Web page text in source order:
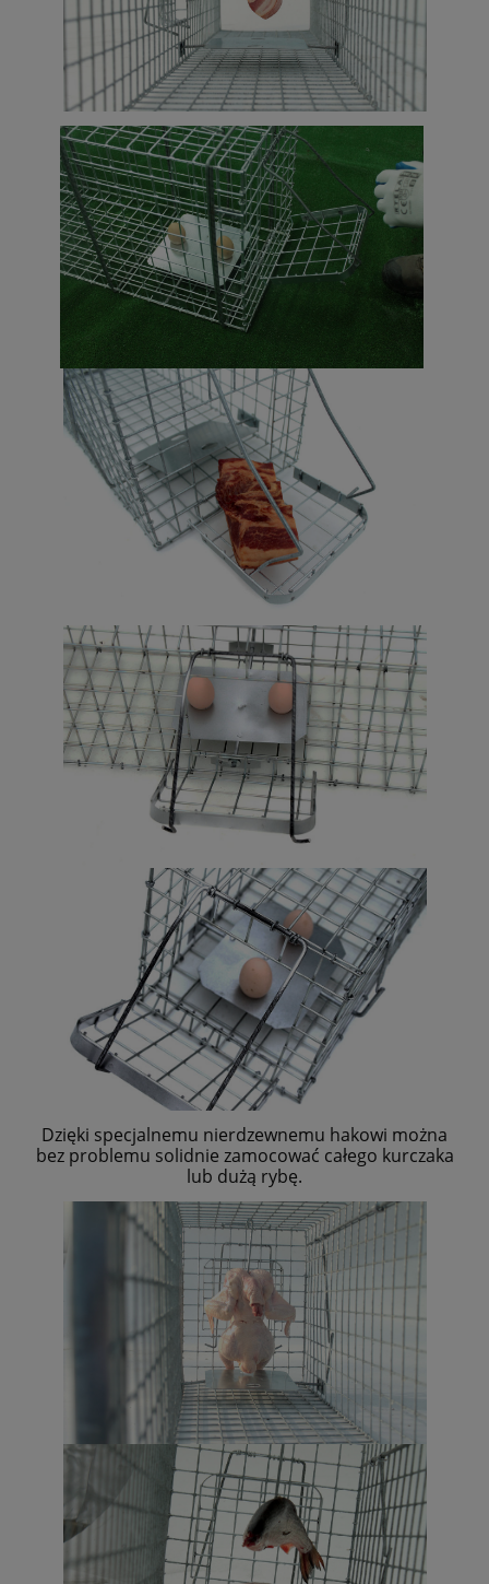
Dzięki specjalnemu nierdzewnemu hakowi można
bez problemu solidnie zamocować całego kurczaka
lub dużą rybę.